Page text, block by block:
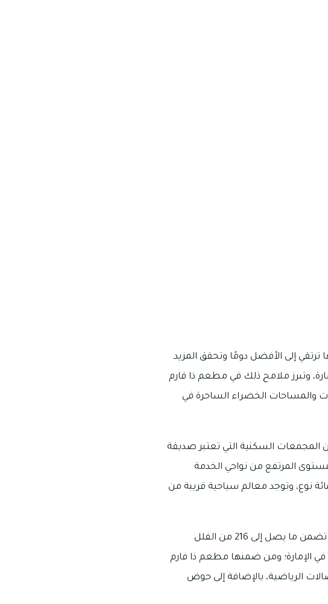
ترتقي إلى الأفضل دومًا وتحقق المزيد
وتبرز ملامح ذلك في مطعم ذا فارم
والمساحات الخضراء الساحرة في
المجمعات السكنية التي تعتبر صديقة
المرتفع من نواحي الخدمة
نوع، وتوجد معالم سياحية قريبة من
يشهد مجمع البراري السكني التطوّر الكبير والملحوظ منذ مرحلة تأسيسه، فقد تضمن ما يصل إلى 216 من الفلل
في الإمارة؛ ومن ضمنها مطعم ذا فارم
الرياضية، بالإضافة إلى حوض